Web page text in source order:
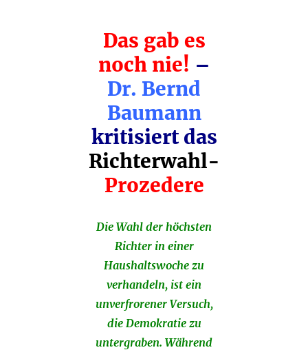
Das gab es
noch nie! –
Dr. Bernd
Baumann
kritisiert das
Richterwahl-
Prozedere
Die Wahl der höchsten
Richter in einer
Haushaltswoche zu
verhandeln, ist ein
unverfrorener Versuch,
die Demokratie zu
untergraben. Während